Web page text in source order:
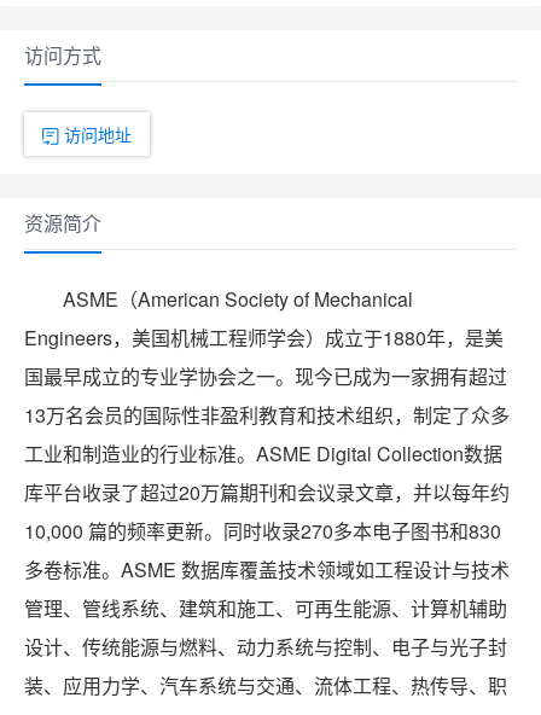
访问方式
访问地址
资源简介
ASME（American Society of Mechanical
Engineers，美国机械工程师学会）成立于1880年，是美
国最早成立的专业学协会之一。现今已成为一家拥有超过
13万名会员的国际性非盈利教育和技术组织，制定了众多
工业和制造业的行业标准。ASME Digital Collection数据
库平台收录了超过20万篇期刊和会议录文章，并以每年约
10,000 篇的频率更新。同时收录270多本电子图书和830
多卷标准。ASME 数据库覆盖技术领域如工程设计与技术
管理、管线系统、建筑和施工、可再生能源、计算机辅助
设计、传统能源与燃料、动力系统与控制、电子与光子封
装、应用力学、汽车系统与交通、流体工程、热传导、职